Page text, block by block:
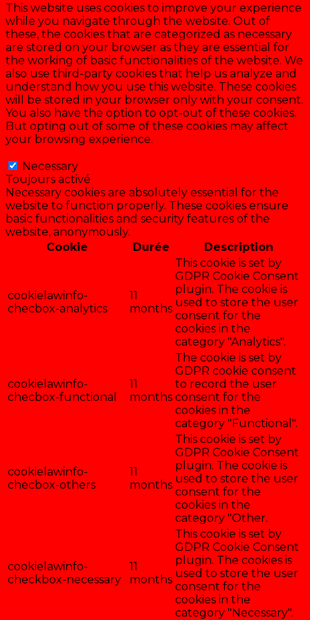
This website uses cookies to improve your experience
while you navigate through the website. Out of
these, the cookies that are categorized as necessary
are stored on your browser as they are essential for
the working of basic functionalities of the website. We
also use third-party cookies that help us analyze and
understand how you use this website. These cookies
will be stored in your browser only with your consent.
You also have the option to opt-out of these cookies.
But opting out of some of these cookies may affect
your browsing experience.
Necessary
Toujours activé
Necessary cookies are absolutely essential for the
website to function properly. These cookies ensure
basic functionalities and security features of the
website, anonymously.
Cookie
Durée Description
cookielawinfo-
checbox-analytics
11
months
This cookie is set by
GDPR Cookie Consent
plugin. The cookie is
used to store the user
consent for the
cookies in the
category "Analytics".
cookielawinfo-
checbox-functional
11
months
The cookie is set by
GDPR cookie consent
to record the user
consent for the
cookies in the
category "Functional".
cookielawinfo-
checbox-others
11
months
This cookie is set by
GDPR Cookie Consent
plugin. The cookie is
used to store the user
consent for the
cookies in the
category "Other.
cookielawinfo-
checkbox-necessary
11
months
This cookie is set by
GDPR Cookie Consent
plugin. The cookies is
used to store the user
consent for the
cookies in the
category "Necessary".